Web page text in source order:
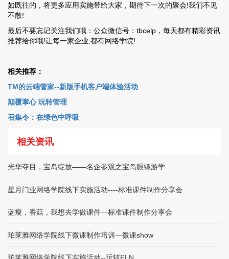
如既往的，将更多应用实施带给大家，期待下一次的聚会!我们不见
不散!
最后不要忘记关注我们哦：公众微信号：tbcelp，每天都有精彩资讯
推荐给你哦!让每一家企业,都有网络学院!
相关推荐：
TM的云端管家--新版手机客户端体验活动
颠覆掌心 玩转管理
召集令：在绿色中呼吸
相关资讯
光华夺目，宝岛绽放——名企参观之宝岛眼镜游学
星月门业网络学院线下实施活动----标准课件制作分享会
蓝瘦，香菇，我想去学做课件—标准课件制作分享会
珀莱雅网络学院线下微课制作培训—微课show